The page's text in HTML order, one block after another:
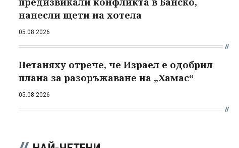
нанесли щети на хотела
05.08.2026
Нетаняху отрече, че Израел е одобрил
плана за разоръжаване на „Хамас“
05.08.2026